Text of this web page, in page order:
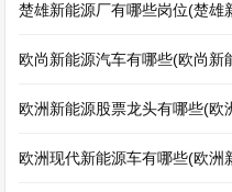
楚雄新能源厂有哪些岗位(楚雄
欧尚新能源汽车有哪些(欧尚新
欧洲新能源股票龙头有哪些(欧
欧洲现代新能源车有哪些(欧洲